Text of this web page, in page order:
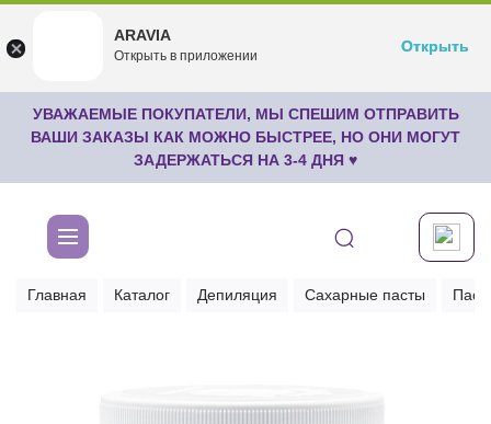
undefined
Бесплатноru.aravia.new
Открыть
УВАЖАЕМЫЕ ПОКУПАТЕЛИ, МЫ СПЕШИМ ОТПРАВИТЬ
ВАШИ ЗАКАЗЫ КАК МОЖНО БЫСТРЕЕ, НО ОНИ МОГУТ
ЗАДЕРЖАТЬСЯ НА 3-4 ДНЯ ♥
Главная Каталог Депиляция Сахарные пасты
ARAVIA
Открыть в приложении
Открыть